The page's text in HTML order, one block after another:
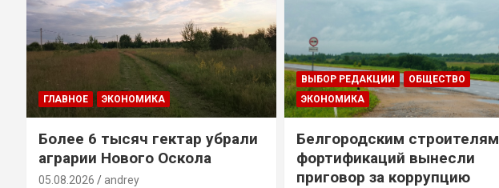
ГЛАВНОЕ ЭКОНОМИКА
Более 6 тысяч гектар убрали
аграрии Нового Оскола
05.08.2026 andrey
ВЫБОР РЕДАКЦИИ
ОБЩЕСТВО
ЭКОНОМИКА
Белгородским строителям
фортификаций вынесли
приговор за коррупцию